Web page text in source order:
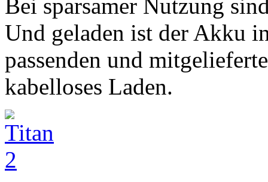
Bei sparsamer Nutzung
Und geladen ist der Akku
passenden und
kabelloses Laden.